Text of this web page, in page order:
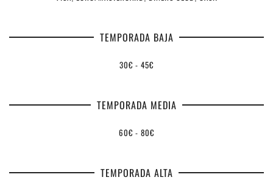
TEMPORADA BAJA
30€ - 45€
TEMPORADA MEDIA
60€ - 80€
TEMPORADA ALTA